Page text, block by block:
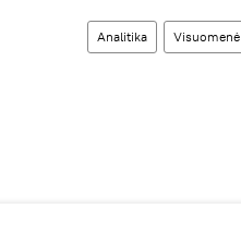
Analitika Visuomenė